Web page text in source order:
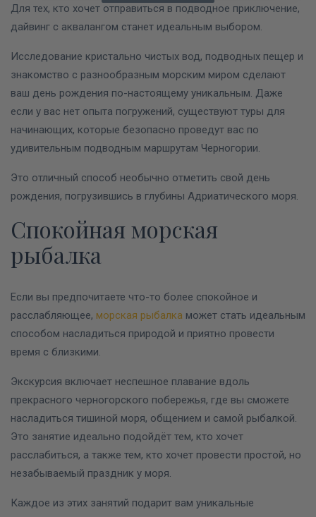
Для тех, кто хочет отправиться в подводное приключение,
дайвинг с аквалангом станет идеальным выбором.
Исследование кристально чистых вод, подводных пещер и
знакомство с разнообразным морским миром сделают
ваш день рождения по-настоящему уникальным. Даже
если у вас нет опыта погружений, существуют туры для
начинающих, которые безопасно проведут вас по
удивительным подводным маршрутам Черногории.
Это отличный способ необычно отметить свой день
рождения, погрузившись в глубины Адриатического моря.
Спокойная морская
рыбалка
Если вы предпочитаете что-то более спокойное и
расслабляющее, морская рыбалка может стать идеальным
способом насладиться природой и приятно провести
время с близкими.
Экскурсия включает неспешное плавание вдоль
прекрасного черногорского побережья, где вы сможете
насладиться тишиной моря, общением и самой рыбалкой.
Это занятие идеально подойдёт тем, кто хочет
расслабиться, а также тем, кто хочет провести простой, но
незабываемый праздник у моря.
Каждое из этих занятий подарит вам уникальные